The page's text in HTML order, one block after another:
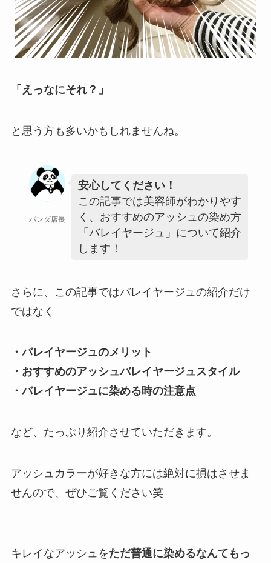
「えっなにそれ？」
と思う方も多いかもしれませんね。
パンダ店長
安心してください！
この記事では美容師がわかりやす
く、おすすめのアッシュの染め方
「バレイヤージュ」について紹介
します！
さらに、この記事ではバレイヤージュの紹介だけ
ではなく
・バレイヤージュのメリット
・おすすめのアッシュバレイヤージュスタイル
・バレイヤージュに染める時の注意点
など、たっぷり紹介させていただきます。
アッシュカラーが好きな方には絶対に損はさせま
せんので、ぜひご覧ください笑
キレイなアッシュをただ普通に染めるなんてもっ